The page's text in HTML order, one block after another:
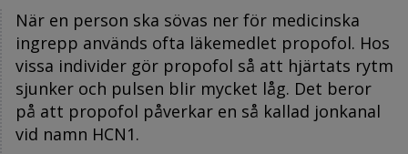
När en person ska sövas ner för medicinska
ingrepp används ofta läkemedlet propofol. Hos
vissa individer gör propofol så att hjärtats rytm
sjunker och pulsen blir mycket låg. Det beror
på att propofol påverkar en så kallad jonkanal
vid namn HCN1.